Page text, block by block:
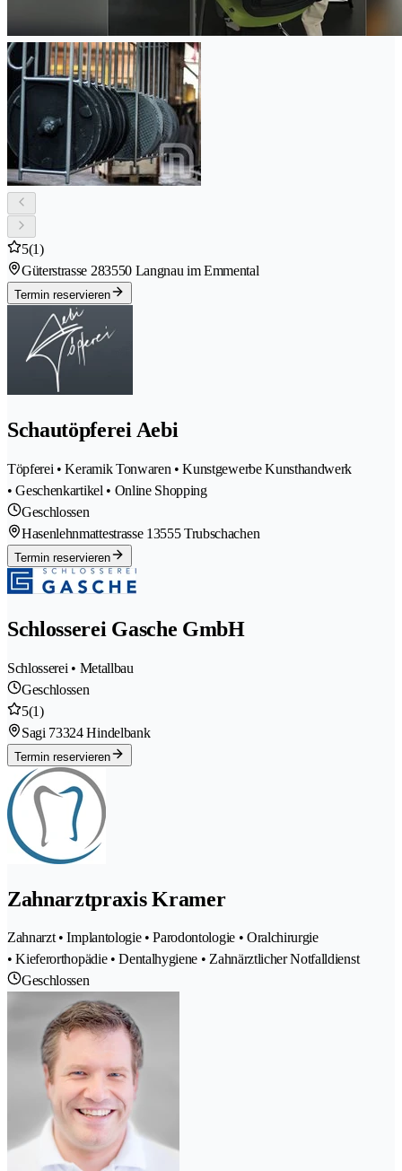
5(1)
Güterstrasse 283550 Langnau im Emmental
Termin reservieren
Schautöpferei Aebi
Töpferei • Keramik Tonwaren • Kunstgewerbe Kunsthandwerk
• Geschenkartikel • Online Shopping
Geschlossen
Hasenlehnmattestrasse 13555 Trubschachen
Termin reservieren
Schlosserei Gasche GmbH
Schlosserei • Metallbau
Geschlossen
5(1)
Sagi 73324 Hindelbank
Termin reservieren
Zahnarztpraxis Kramer
Zahnarzt • Implantologie • Parodontologie • Oralchirurgie
• Kieferorthopädie • Dentalhygiene • Zahnärztlicher Notfalldienst
Geschlossen